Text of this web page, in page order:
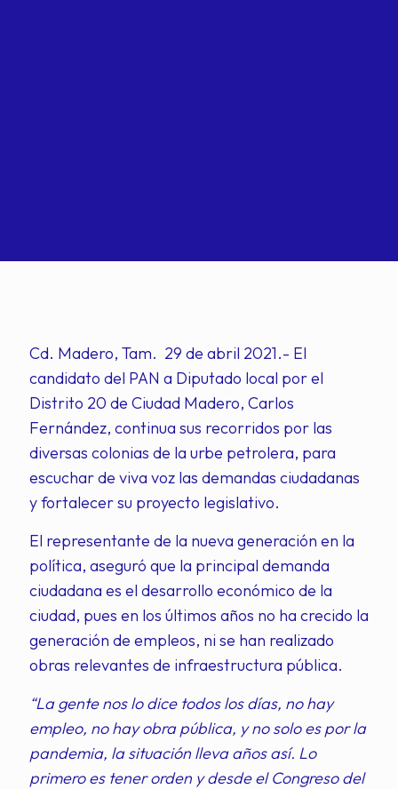
Cd. Madero, Tam. 29 de abril 2021.- El
candidato del PAN a Diputado local por el
Distrito 20 de Ciudad Madero, Carlos
Fernández, continua sus recorridos por las
diversas colonias de la urbe petrolera, para
escuchar de viva voz las demandas ciudadanas
y fortalecer su proyecto legislativo.
El representante de la nueva generación en la
política, aseguró que la principal demanda
ciudadana es el desarrollo económico de la
ciudad, pues en los últimos años no ha crecido la
generación de empleos, ni se han realizado
obras relevantes de infraestructura pública.
“La gente nos lo dice todos los días, no hay
empleo, no hay obra pública, y no solo es por la
pandemia, la situación lleva años así. Lo
primero es tener orden y desde el Congreso del